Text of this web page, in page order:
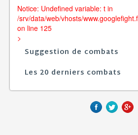
Notice: Undefined variable: t in
/srv/data/web/vhosts/
on line 125
>
Suggestion de combats
Les 20 derniers combats